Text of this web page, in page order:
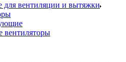
вентиляции и вытяжки
вентиляторы